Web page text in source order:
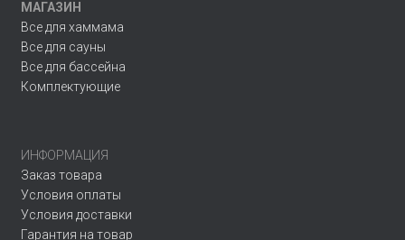
МАГАЗИН
Все для хаммама
Все для сауны
Все для бассейна
Комплектующие
ИНФОРМАЦИЯ
Заказ товара
Условия оплаты
Условия доставки
Гарантия на товар